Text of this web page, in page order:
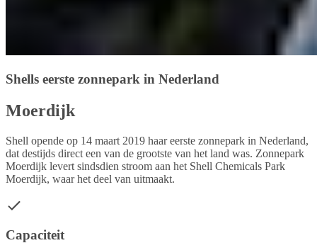
Shells eerste zonnepark in Nederland
Moerdijk
Shell opende op 14 maart 2019 haar eerste zonnepark in Nederland,
dat destijds direct een van de grootste van het land was. Zonnepark
Moerdijk levert sindsdien stroom aan het Shell Chemicals Park
Moerdijk, waar het deel van uitmaakt.
Capaciteit